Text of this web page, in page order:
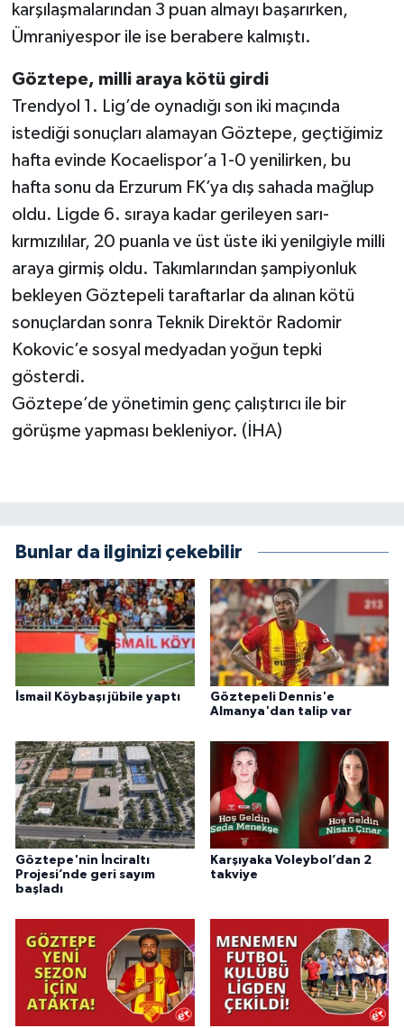
karşılaşmalarından 3 puan almayı başarırken,
Ümraniyespor ile ise berabere kalmıştı.
Göztepe, milli araya kötü girdi
Trendyol 1. Lig’de oynadığı son iki maçında
istediği sonuçları alamayan Göztepe, geçtiğimiz
hafta evinde Kocaelispor’a 1-0 yenilirken, bu
hafta sonu da Erzurum FK’ya dış sahada mağlup
oldu. Ligde 6. sıraya kadar gerileyen sarı-
kırmızılılar, 20 puanla ve üst üste iki yenilgiyle milli
araya girmiş oldu. Takımlarından şampiyonluk
bekleyen Göztepeli taraftarlar da alınan kötü
sonuçlardan sonra Teknik Direktör Radomir
Kokovic’e sosyal medyadan yoğun tepki
gösterdi.
Göztepe’de yönetimin genç çalıştırıcı ile bir
görüşme yapması bekleniyor. (İHA)
Bunlar da ilginizi çekebilir
İsmail Köybaşı jübile yaptı
Göztepeli Dennis'e
Almanya'dan talip var
Göztepe'nin İnciraltı
Projesi’nde geri sayım
başladı
Karşıyaka Voleybol’dan 2
takviye